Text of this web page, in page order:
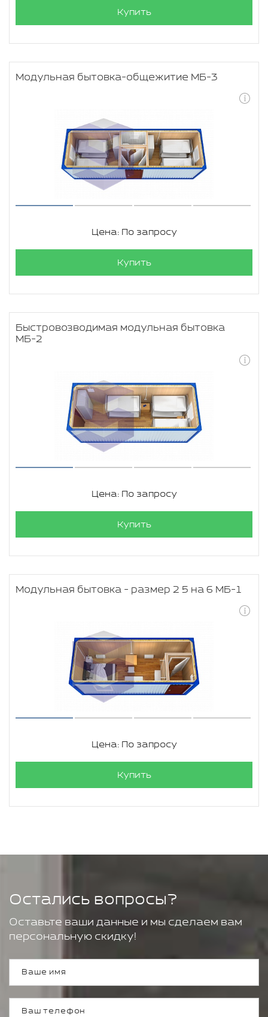
Купить
Модульная бытовка-общежитие МБ-3
Цена: По запросу
Купить
Быстровозводимая модульная бытовка
МБ-2
Цена: По запросу
Купить
Модульная бытовка - размер 2 5 на 6 МБ-1
Цена: По запросу
Купить
Остались вопросы?
Оставьте ваши данные и мы сделаем вам
персональную скидку!